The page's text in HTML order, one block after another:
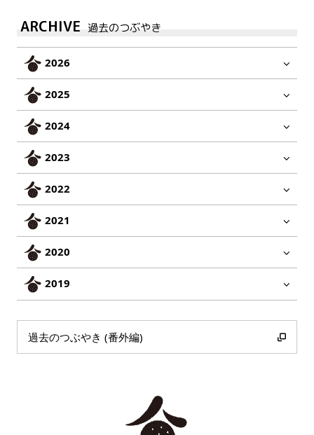
ARCHIVE 過去のつぶやき
2026
2025
2024
2023
2022
2021
2020
2019
過去のつぶやき (番外編)